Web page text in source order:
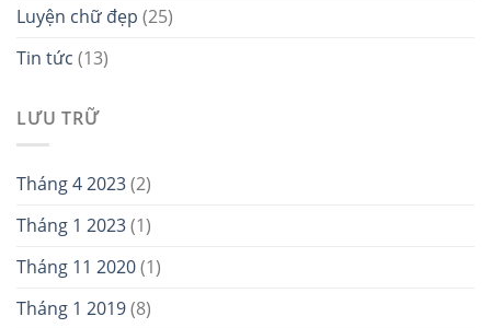
Luyện chữ đẹp (25)
Tin tức (13)
LƯU TRỮ
Tháng 4 2023(2)
Tháng 1 2023(1)
Tháng 11 2020(1)
Tháng 1 2019(8)